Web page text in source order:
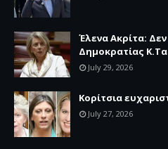
Έλενα Ακρίτα:
Δημοκρατίας
July 29, 2026
Κορίτσια
July 27, 2026